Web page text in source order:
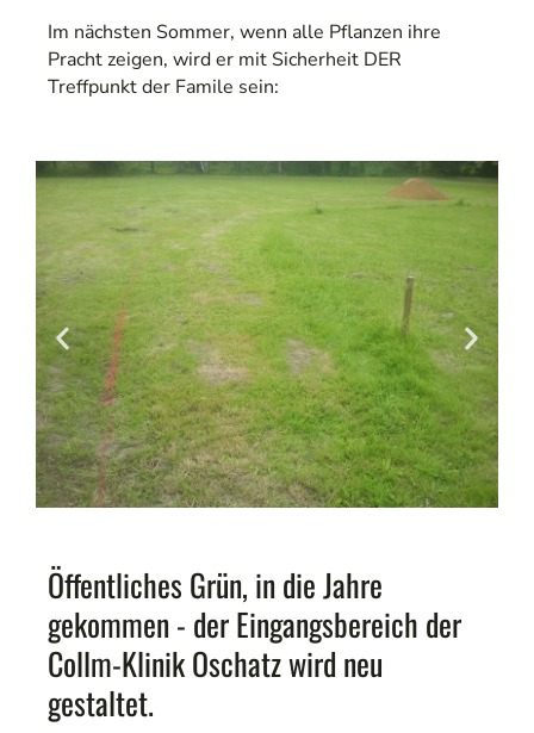
Im nächsten Sommer, wenn alle Pflanzen ihre
Pracht zeigen, wird er mit Sicherheit DER
Treffpunkt der Famile sein:
Öffentliches Grün, in die Jahre
gekommen - der Eingangsbereich der
Collm-Klinik Oschatz wird neu
gestaltet.